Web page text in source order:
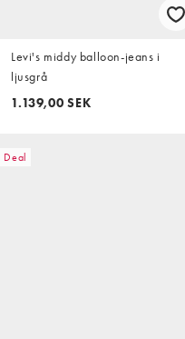
Levi's middy balloon-jeans i
ljusgrå
1.139,00 SEK
Deal